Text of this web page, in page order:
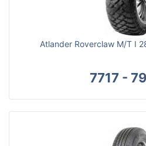
Atlander Roverclaw M/T I
7717 -